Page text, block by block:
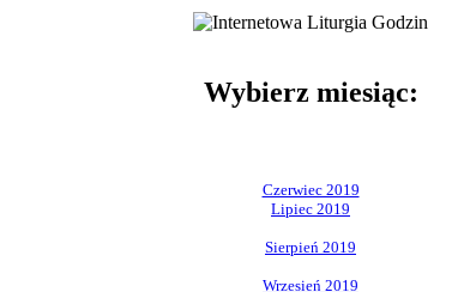
Wybierz miesiąc:
Czerwiec 2019
Lipiec 2019
Sierpień 2019
Wrzesień 2019